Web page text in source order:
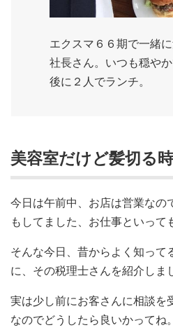
エクスマ６６期で一緒
社長さん。いつも穏や
後に２人でランチ。
美容室だけど髪切る
今日は午前中、お店は営業なの
もしてました、お仕事といって
そんな今日、昔からよく知って
に、その税理士さんを紹介しま
実は少し前にお客さんに相談を
なのでどうしたら良いかってね